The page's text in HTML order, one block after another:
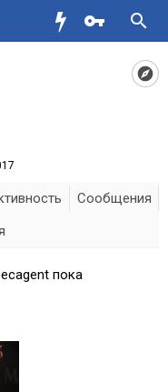
Сообщения
пока